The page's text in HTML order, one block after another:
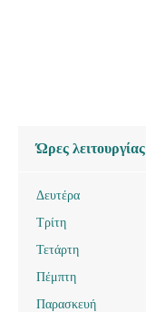
Ώρες λειτουργίας
Δευτέρα
Τρίτη
Τετάρτη
Πέμπτη
Παρασκευή